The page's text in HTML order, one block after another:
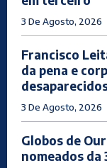
3 De Agosto, 2026
Francisco
da pena e
3 De Agosto, 2026
Globos de
nomeados da